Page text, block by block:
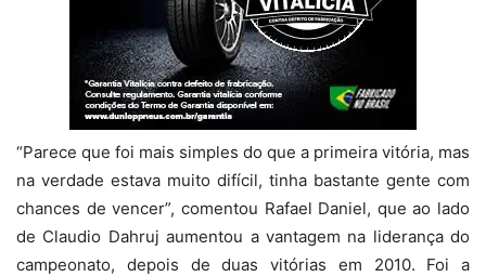
“Parece que foi mais simples do que a primeira vitória, mas
na verdade estava muito difícil, tinha bastante gente com
chances de vencer”, comentou Rafael Daniel, que ao lado
de Claudio Dahruj aumentou a vantagem na liderança do
campeonato, depois de duas vitórias em 2010. Foi a